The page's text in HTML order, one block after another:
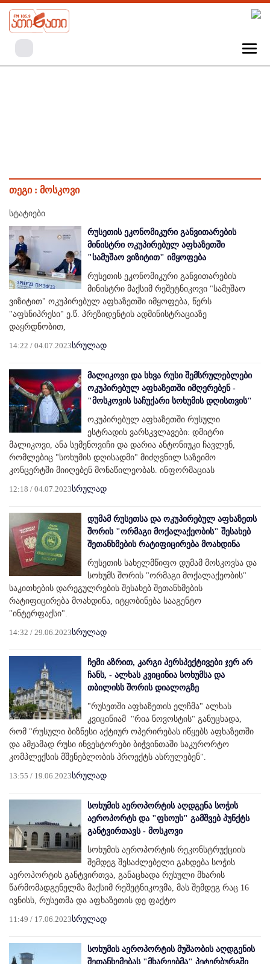
თეგი : მოსკოვი
სტატიები
რუსეთის ეკონომიკური განვითარების
მინისტრი ოკუპირებულ აფხაზეთში
"სამუშაო ვიზიტით" იმყოფება
რუსეთის ეკონომიკური განვითარების
მინისტრი მაქსიმ რეშეტნიკოვი "სამუშაო
ვიზიტით" ოკუპირებულ აფხაზეთში იმყოფება, წერს
"აფსნიპრესი" ე.წ. პრეზიდენტის ადმინისტრაციაზე
დაყრდნობით,
14:22 / 04.07.2023სრულად
მალიკოვი და სხვა რუსი შემსრულებლები
ოკუპირებულ აფხაზეთში იმღერებენ -
"მოსკოვის საჩუქარი სოხუმის დღისთვის"
ოკუპირებულ აფხაზეთში რუსული
ესტრადის ვარსკვლავები: დმიტრი
მალიკოვი, ანა სემენოვიჩი და დარია ანტონიუკი ჩავლენ,
რომლებიც "სოხუმის დღისადმი" მიძღვნილ საზეიმო
კონცერტში მიიღებენ მონაწილეობას. ინფორმაციას
12:18 / 04.07.2023სრულად
დუმამ რუსეთსა და ოკუპირებულ აფხაზეთს
შორის "ორმაგი მოქალაქეობის" შესახებ
შეთანხმების რატიფიცირება მოახდინა
რუსეთის სახელმწიფო დუმამ მოსკოვსა და
სოხუმს შორის "ორმაგი მოქალაქეობის"
საკითხების დარეგულრების შესახებ შეთანხმების
რატიფიცირება მოახდინა, იტყობინება სააგენტო
"ინტერფაქსი".
14:32 / 29.06.2023სრულად
ჩემი აზრით, კარგი პერსპექტივები ჯერ არ
ჩანს, - ალხას კვიცინია სოხუმსა და
თბილისს შორის დიალოგზე
"რუსეთში აფხაზეთის ელჩმა" ალხას
კვიცინიამ "რია ნოვოსტის" განუცხადა,
რომ "რუსული ბიზნესი აქტიურ ოპერირებას იწყებს აფხაზეთში
და ამჟამად რუსი ინვესტორები ბიჭვინთაში საკურორტო
კომპლექსის მშენებლობის პროექტს ასრულებენ".
13:55 / 19.06.2023სრულად
სოხუმის აეროპორტის აღდგენა სოჭის
აეროპორტს და "ფსოუს" გამშვებ პუნქტს
განტვირთავს - მოსკოვი
სოხუმის აეროპორტის რეკონსტრუქციის
შემდეგ შესაძლებელი გახდება სოჭის
აეროპორტის განტვირთვა, განაცხადა რუსული მხარის
წარმომადგენელმა მაქსიმ რეშეტნიკოვმა, მას შემდეგ რაც 16
ივნისს, რუსეთმა და აფხაზეთის დე ფაქტო
11:49 / 17.06.2023სრულად
სოხუმის აეროპორტის მუშაობის აღდგენის
შეთანხემებას "მხარეებმა" პეტერბურგში